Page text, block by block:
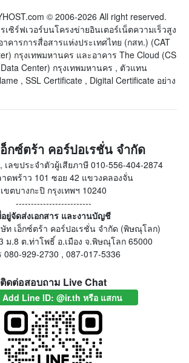
© 2006-2026 All right reserved.
เซิร์ฟเวอร์บนโครงข่ายอินเตอร์เน็ตความเร็วสูง
คารการสื่อสารแห่งประเทศไทย (กสท.) (CAT
กรุงเทพมหานคร และอาคาร The Cloud (CS
Data Center) กรุงเทพมหานคร , ตัวแทน
, SSL Certificate , Digital Certificate อย่าง
กซ์ตร้า คอร์ปอเรชั่น จำกัด
ลขประจำตัวผู้เสียภาษี 010-556-404-2874
ดพร้าว 101 ซอย 42 แขวงคลองจั่น
เขตบางกะปิ กรุงเทพฯ 10240
-------------------------
ยู่จัดส่งเอกสาร และงานบัญชี
ท เอ็กซ์ตร้า คอร์ปอเรชั่น จำกัด (พิษณุโลก)
ม.8 ต.ท่าโพธิ์ อ.เมือง จ.พิษณุโลก 65000
080-929-2730 , 087-017-5336
ติดต่อสอบถาม Live Chat
Add Line ID: @ir.th หรือ แสกน